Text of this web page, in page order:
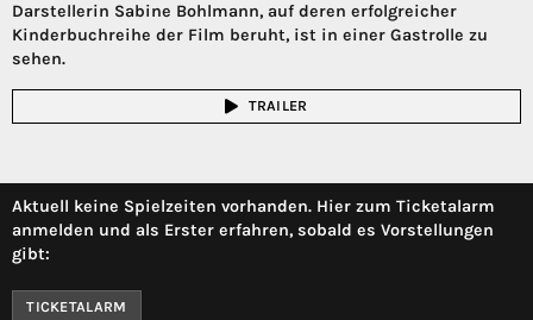
Darstellerin Sabine Bohlmann, auf deren erfolgreicher
Kinderbuchreihe der Film beruht, ist in einer Gastrolle zu
sehen.
TRAILER
Aktuell keine Spielzeiten vorhanden. Hier zum Ticketalarm
anmelden und als Erster erfahren, sobald es Vorstellungen
gibt:
TICKETALARM